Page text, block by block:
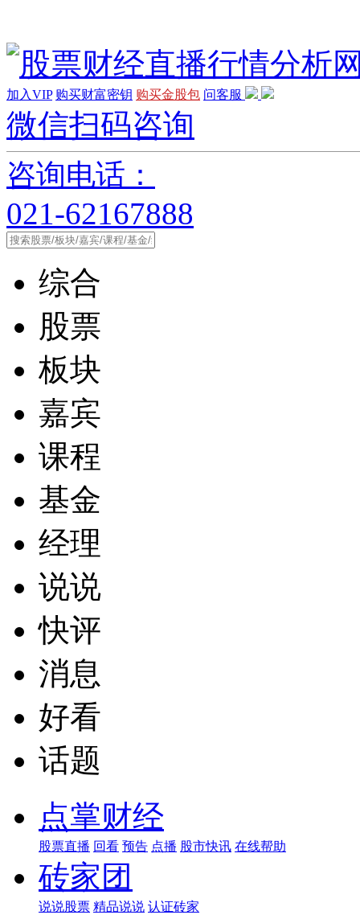
加入VIP 购买财富密钥 购买金股包 问客服
微信扫码咨询
咨询电话：
021-62167888
综合
股票
板块
嘉宾
课程
基金
经理
说说
快评
消息
好看
话题
点掌财经
股票直播 回看 预告 点播 股市快讯 在线帮助
砖家团
说说股票 精品说说 认证砖家